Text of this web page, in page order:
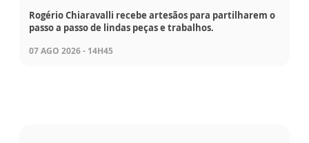
Rogério Chiaravalli recebe artesãos para partilharem o
passo a passo de lindas peças e trabalhos.
07 AGO 2026 - 14H45